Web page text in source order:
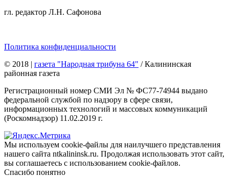
гл. редактор Л.Н. Сафонова
Политика конфиденциальности
© 2018 | газета "Народная трибуна 64" / Калининская
районная газета
Регистрационный номер СМИ Эл № ФС77-74944 выдано
федеральной службой по надзору в сфере связи,
информационных технологий и массовых коммуникаций
(Роскомнадзор) 11.02.2019 г.
Мы используем cookie-файлы для наилучшего представления
нашего сайта ntkalininsk.ru. Продолжая использовать этот сайт,
вы соглашаетесь с использованием cookie-файлов.
Спасибо понятно